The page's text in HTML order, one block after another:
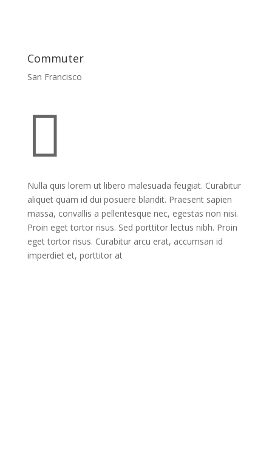
Commuter
San Francisco

Nulla quis lorem ut libero malesuada feugiat. Curabitur
aliquet quam id dui posuere blandit. Praesent sapien
massa, convallis a pellentesque nec, egestas non nisi.
Proin eget tortor risus. Sed porttitor lectus nibh. Proin
eget tortor risus. Curabitur arcu erat, accumsan id
imperdiet et, porttitor at